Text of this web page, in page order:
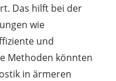
Das hilft bei der
wie
und
Methoden könnten
in ärmeren